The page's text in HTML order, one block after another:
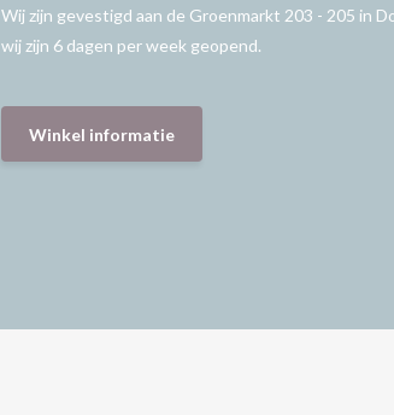
Wij zijn gevestigd aan de Groenmarkt 203 - 205 in
wij zijn 6 dagen per week geopend.
Winkel informatie